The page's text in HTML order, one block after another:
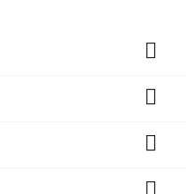



